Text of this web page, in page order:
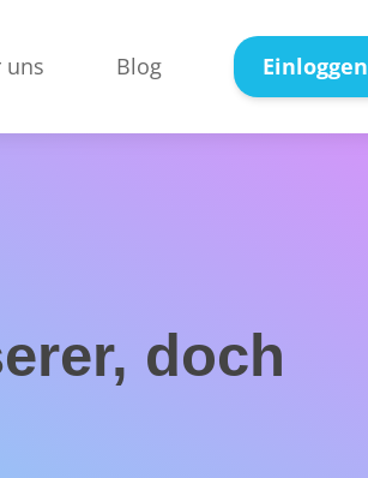
uns Blog Einloggen
doch